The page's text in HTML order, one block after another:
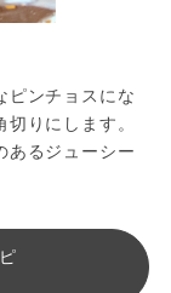
ピンチョスにな
りにします。
あるジューシー